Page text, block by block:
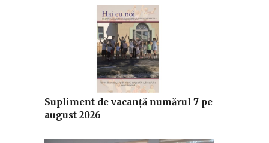
Supliment de vacanță numărul 7 pe
august 2026